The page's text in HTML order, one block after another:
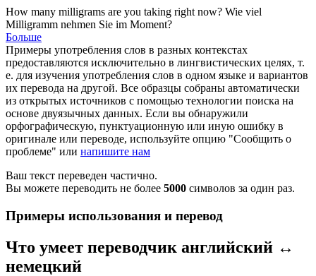
How many milligrams are you taking right now? Wie viel
Milligramm nehmen Sie im Moment?
Больше
Примеры употребления слов в разных контекстах
предоставляются исключительно в лингвистических целях, т.
е. для изучения употребления слов в одном языке и вариантов
их перевода на другой. Все образцы собраны автоматически
из открытых источников с помощью технологии поиска на
основе двуязычных данных. Если вы обнаружили
орфографическую, пунктуационную или иную ошибку в
оригинале или переводе, используйте опцию "Сообщить о
проблеме" или напишите нам
Ваш текст переведен частично.
Вы можете переводить не более 5000 символов за один раз.
Примеры использования и перевод
Что умеет переводчик английский ↔
немецкий